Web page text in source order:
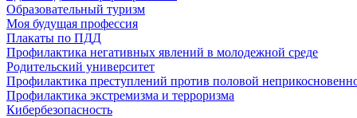
Образовательный туризм
Моя будущая профессия
Плакаты по ПДД
Профилактика негативных явлений в молодежной среде
Родительский университет
Профилактика преступлений против половой
Профилактика экстремизма и терроризма
Кибербезопасность